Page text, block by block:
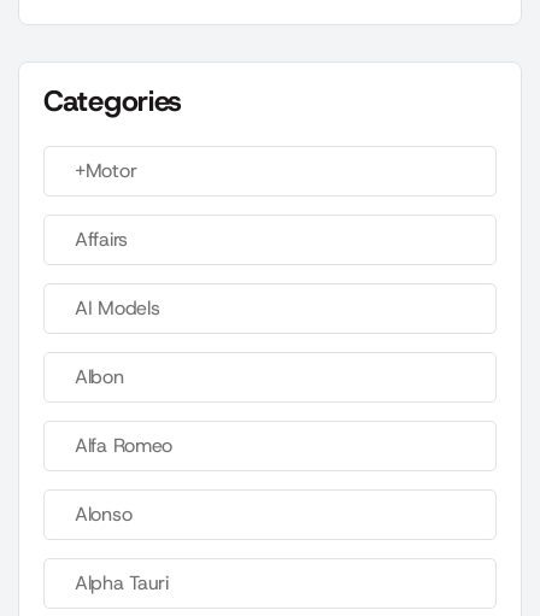
Categories
+Motor
Affairs
AI Models
Albon
Alfa Romeo
Alonso
Alpha Tauri